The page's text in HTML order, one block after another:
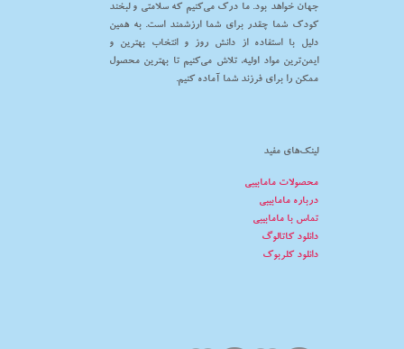
جهان خواهد بود. ما درک می‌کنیم که سلامتی و لبخند
کودک شما چقدر برای شما ارزشمند است. به همین
دلیل با استفاده از دانش روز و انتخاب بهترین و
ایمن‌ترین مواد اولیه، تلاش می‌کنیم تا بهترین محصول
ممکن را برای فرزند شما آماده کنیم.
لینک‌های مفید
محصولات مامابیبی
درباره مامابیبی
تماس با مامابیبی
دانلود کاتالوگ
دانلود کلربوک